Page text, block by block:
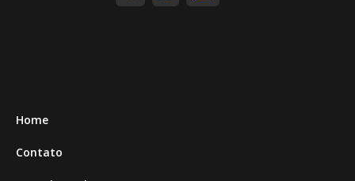
Home
Contato